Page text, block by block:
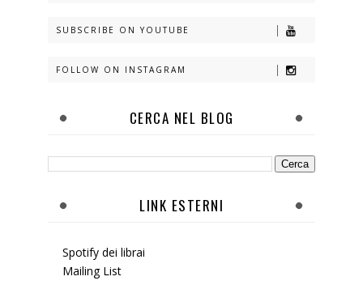
SUBSCRIBE ON YOUTUBE
FOLLOW ON INSTAGRAM
CERCA NEL BLOG
LINK ESTERNI
Spotify dei librai
Mailing List